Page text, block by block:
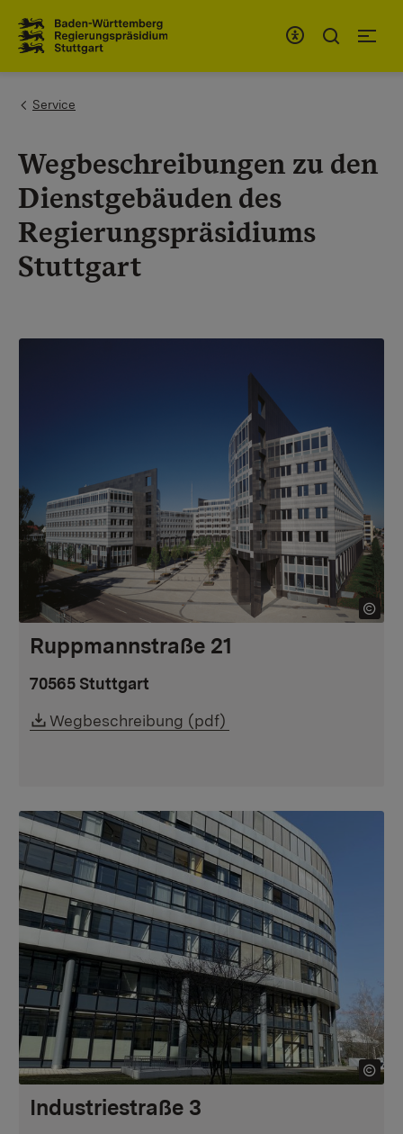
You are here:
Service
Wegbeschreibungen zu den
Dienstgebäuden des
Regierungspräsidiums
Stuttgart
Ruppmannstraße 21
70565 Stuttgart
Downloadlink:
Wegbeschreibung (pdf)
Industriestraße 3